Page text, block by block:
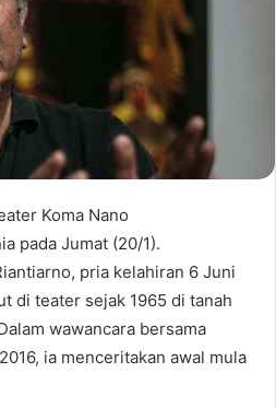
Koma Nano
pada Jumat (20/1).
pria kelahiran 6 Juni
di teater sejak 1965 di tanah
wawancara bersama
ia menceritakan awal mula